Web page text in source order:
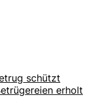
schützt
erholt